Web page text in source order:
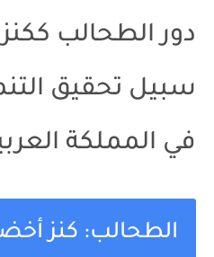
دور الطحالب
سبيل تحقيق
في المملكة
الطحالب: كنز